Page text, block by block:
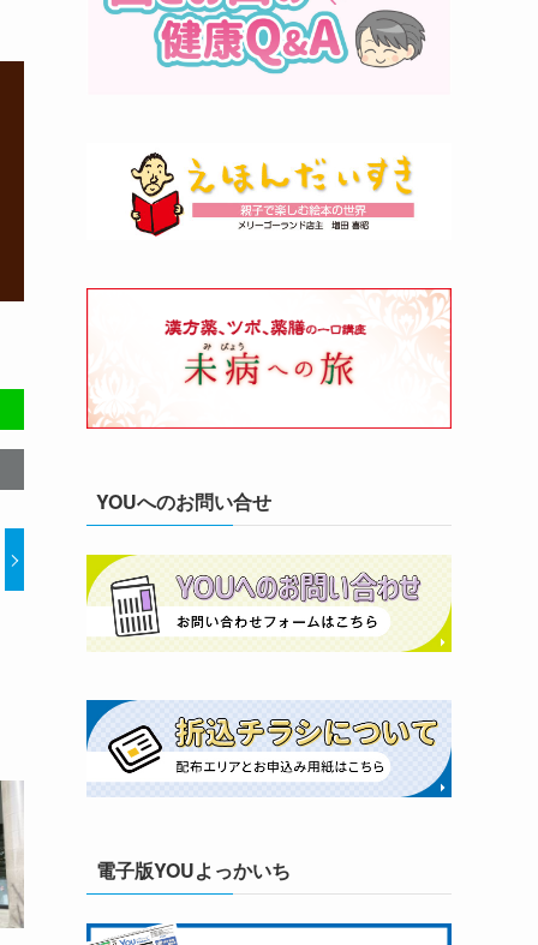
YOUへのお問い合せ
電子版YOUよっかいち